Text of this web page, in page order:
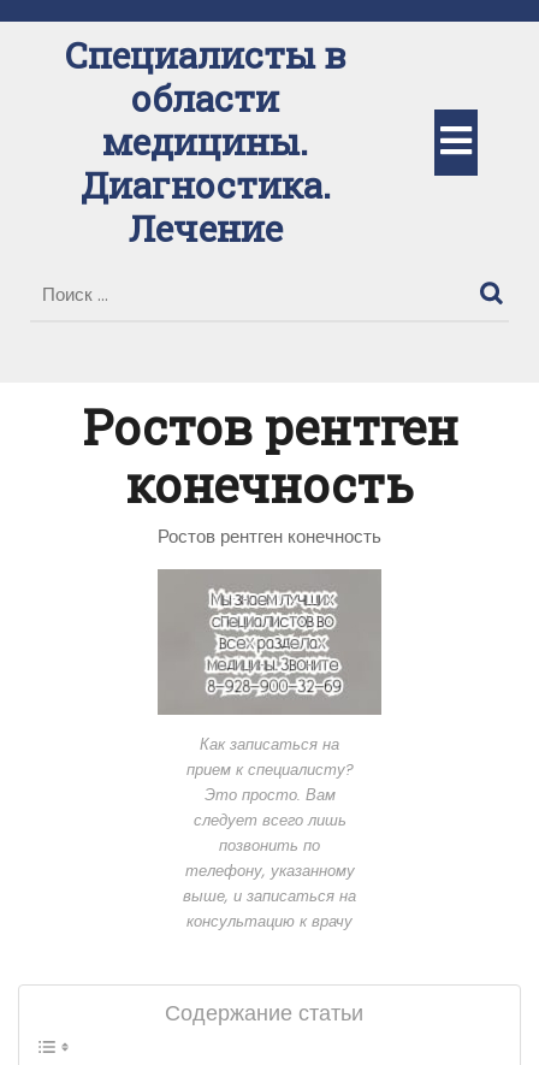
содержимомуСпециалисты в
области
медицины.
Диагностика.
Лечение
Ростов рентген
конечность
Ростов рентген конечность
Как записаться на
прием к специалисту?
Это просто. Вам
следует всего лишь
позвонить по
телефону, указанному
выше, и записаться на
консультацию к врачу
Содержание статьи